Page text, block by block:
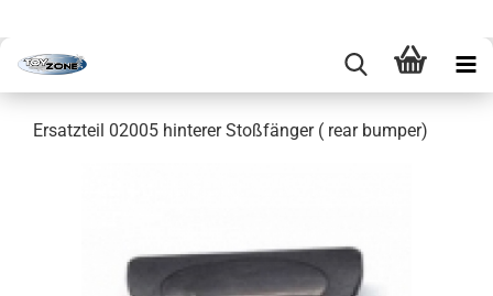
Ersatzteil 02005 hinterer Stoßfänger ( rear bumper)